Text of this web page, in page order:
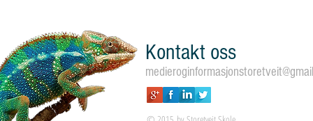
Kontakt oss